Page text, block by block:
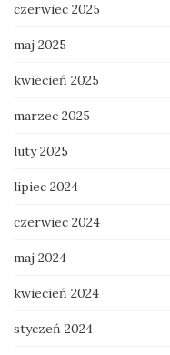
czerwiec 2025
maj 2025
kwiecień 2025
marzec 2025
luty 2025
lipiec 2024
czerwiec 2024
maj 2024
kwiecień 2024
styczeń 2024